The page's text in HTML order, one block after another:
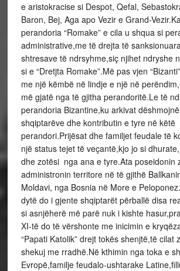
e aristokracise si Despot, Qefal,
Baron, Bej, Aga apo Vezir e Grand-
perandoria “Romake” e cila u shqua si
administrative,me të drejta të
shtresave të ndrsyhme,siç njihet ndryshe
si e “Dretjta Romake”.Më pas vjen
me një këmbë në lindje e një në
më gjatë nga të gjitha perandoritë.Le të
perandoria Bizantine,ku arkivat
shqiptarëve dhe kontributin e tyre në këtë
perandori.Prijësat dhe familjet feudale të
një status tejet të veçantë,kjo jo si
dhe zotësi nga ana e tyre.Ata poseidonin
administronin territore në të gjithë
Moldavi, nga Bosnia në More e
dytë do i gjente shqiptarët përballë disa
si asnjëherë më parë nuk i kishte
XI-të do të vërshonte me inicimin e
“Papati Katolik” drejt tokës shenjtë,të cilat
shekuj me rradhë.Në kthimin nga toka e
Evropë,familje feudalo-ushtarake